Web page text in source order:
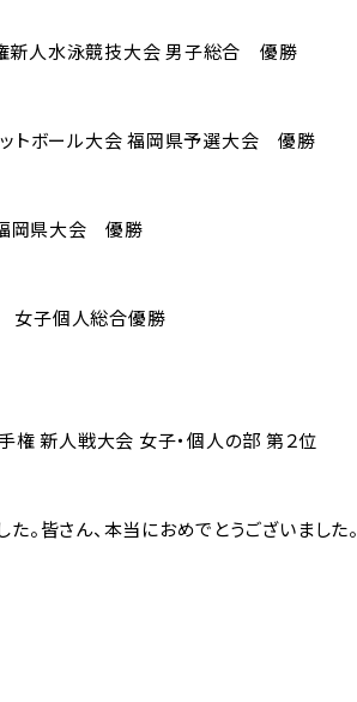
へ
付制度
て
防止基
て
蔵書
方へ
人水泳競技大会 男子総合 優勝
トボール大会 福岡県予選大会 優勝
岡県大会 優勝
子個人総合優勝
新人戦大会 女子・個人の部 第２位
。皆さん、本当におめでとうございました。